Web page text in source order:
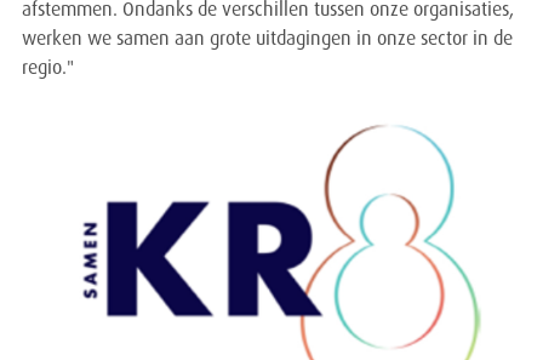
afstemmen. Ondanks de verschillen tussen onze organisaties,
werken we samen aan grote uitdagingen in onze sector in de
regio."